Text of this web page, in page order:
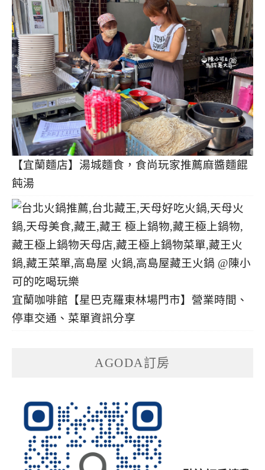
【宜蘭麵店】湯城麵食，食尚玩家推薦麻醬麵餛
飩湯
宜蘭咖啡館【星巴克羅東林場門市】營業時間、
停車交通、菜單資訊分享
AGODA訂房